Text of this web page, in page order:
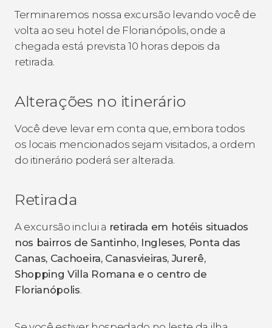
Terminaremos nossa excursão levando você de
volta ao seu hotel de Florianópolis, onde a
chegada está prevista 10 horas depois da
retirada.
Alterações no itinerário
Você deve levar em conta que, embora todos
os locais mencionados sejam visitados, a ordem
do itinerário poderá ser alterada.
Retirada
A excursão inclui a retirada em hotéis situados
nos bairros de Santinho, Ingleses, Ponta das
Canas, Cachoeira, Canasvieiras, Jurerê,
Shopping Villa Romana e o centro de
Florianópolis.